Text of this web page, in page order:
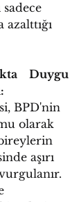
Duygu
BPD'nin
olarak
aşırı